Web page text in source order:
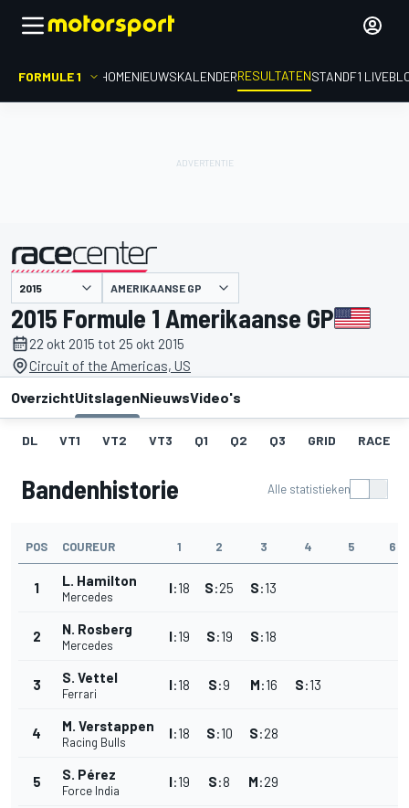
FORMULE 1 HOMENIEUWSKALENDERRESULTATENSTANDF1
gepresenteerd door AMERIKAANSE GP
2015 Formule 1 Amerikaanse GP
22 okt 2015 tot 25 okt 2015
Circuit of the Americas, US
OverzichtUitslagenNieuwsVideo's
DL VT1 VT2 VT3 Q1 Q2 Q3 GRID RACE
Bandenhistorie Alle statistieken
POS COUREUR 1 2 3 4 5 6
1 L. Hamilton
Mercedes
I:18 S:25 S:13
2 N. Rosberg
Mercedes
I:19 S:19 S:18
3 S. Vettel
Ferrari
I:18 S:9 M:16 S:13
4 M. Verstappen
Racing Bulls
I:18 S:10 S:28
5 S. Pérez
Force India
I:19 S:8 M:29